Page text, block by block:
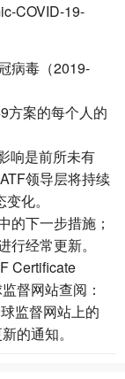
COVID-19-
病毒（2019-
方案的每个人的
响是前所未有
领导层将持续
化。
的下一步措施；
行经常更新。
Certificate
督网站查阅：
监督网站上的
的通知。